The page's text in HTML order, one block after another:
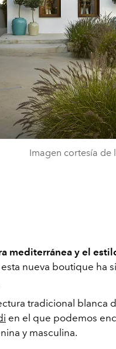
Imagen cortesía de
mediterránea y el
esta nueva boutique ha
tradicional blanca
en el que podemos
y masculina.